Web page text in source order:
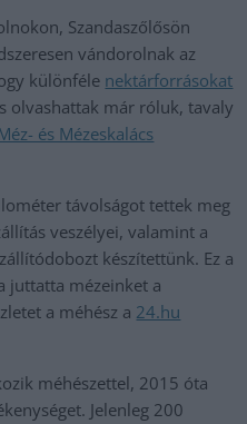
Szandaszőlősön
vándorolnak az
különféle nektárforrásokat
olvashattak már róluk, tavaly
és Mézeskalács
távolságot tettek meg
veszélyei, valamint a
készítettünk. Ez a
juttatta mézeinket a
a méhész a 24.hu
méhészettel, 2015 óta
Jelenleg 200